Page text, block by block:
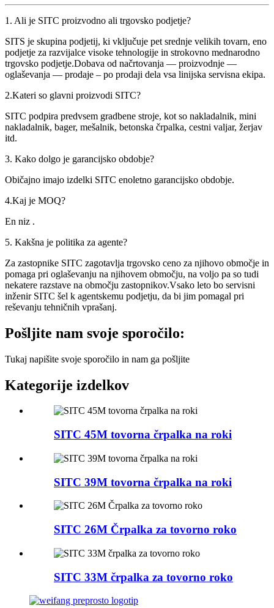
1. Ali je SITC proizvodno ali trgovsko podjetje?
SITS je skupina podjetij, ki vključuje pet srednje velikih tovarn, eno
podjetje za razvijalce visoke tehnologije in strokovno mednarodno
trgovsko podjetje.Dobava od načrtovanja — proizvodnje —
oglaševanja — prodaje – po prodaji dela vsa linijska servisna ekipa.
2.Kateri so glavni proizvodi SITC?
SITC podpira predvsem gradbene stroje, kot so nakladalnik, mini
nakladalnik, bager, mešalnik, betonska črpalka, cestni valjar, žerjav
itd.
3. Kako dolgo je garancijsko obdobje?
Običajno imajo izdelki SITC enoletno garancijsko obdobje.
4.Kaj je MOQ?
En niz .
5. Kakšna je politika za agente?
Za zastopnike SITC zagotavlja trgovsko ceno za njihovo območje in
pomaga pri oglaševanju na njihovem območju, na voljo pa so tudi
nekatere razstave na območju zastopnikov.Vsako leto bo servisni
inženir SITC šel k agentskemu podjetju, da bi jim pomagal pri
reševanju tehničnih vprašanj.
Pošljite nam svoje sporočilo:
Tukaj napišite svoje sporočilo in nam ga pošljite
Kategorije izdelkov
SITC 45M tovorna črpalka na roki
SITC 39M tovorna črpalka na roki
SITC 26M Črpalka za tovorno roko
SITC 33M črpalka za tovorno roko